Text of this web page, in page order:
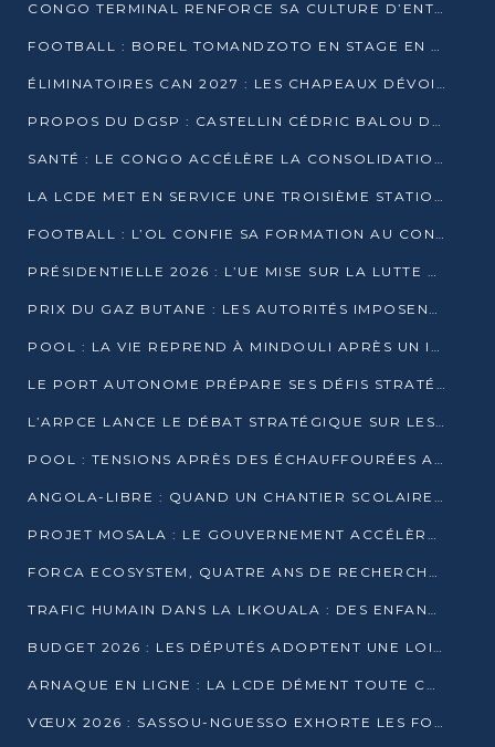
CONGO TERMINAL RENFORCE SA CULTURE D’ENTREPRISE AVEC LE PROGRAMME « WIN TOGETHER »
FOOTBALL : BOREL TOMANDZOTO EN STAGE EN ESPAGNE AVEC POLISSYA FC
ÉLIMINATOIRES CAN 2027 : LES CHAPEAUX DÉVOILÉS, LE CONGO FIXÉ SUR SON SORT
PROPOS DU DGSP : CASTELLIN CÉDRIC BALOU DÉNONCE DES PROPOS INTIMIDANTS
SANTÉ : LE CONGO ACCÉLÈRE LA CONSOLIDATION DE L’OFFRE DE SOINS
LA LCDE MET EN SERVICE UNE TROISIÈME STATION D’EAU POTABLE À MFILOU
FOOTBALL : L’OL CONFIE SA FORMATION AU CONGOLAIS CHRISTIAN BASSILA
PRÉSIDENTIELLE 2026 : L’UE MISE SUR LA LUTTE CONTRE LA DÉSINFORMATION
PRIX DU GAZ BUTANE : LES AUTORITÉS IMPOSENT LE RESPECT DES PRIX RÉGLEMENTÉS
POOL : LA VIE REPREND À MINDOULI APRÈS UN INCIDENT ARMÉ SUR LA RN1
LE PORT AUTONOME PRÉPARE SES DÉFIS STRATÉGIQUES DE 2026
L’ARPCE LANCE LE DÉBAT STRATÉGIQUE SUR LES DONNÉES, L’IA ET LA FINANCE NUMÉRIQUE AU CONGO
POOL : TENSIONS APRÈS DES ÉCHAUFFOURÉES ARMÉES ENTRE DGSP ET EX-MILICIENS NINJA
ANGOLA-LIBRE : QUAND UN CHANTIER SCOLAIRE DEVIENT LE MIROIR D’UN CONGO EN MOUVEMENT
PROJET MOSALA : LE GOUVERNEMENT ACCÉLÈRE L’INSERTION DES JEUNES EN 2026
FORCA ECOSYSTEM, QUATRE ANS DE RECHERCHE DE TERRAIN AVANT UN LANCEMENT OFFICIEL EN 2026
TRAFIC HUMAIN DANS LA LIKOUALA : DES ENFANTS AUTOCHTONES RÉDUITS AU TRAVAIL FORCÉ
BUDGET 2026 : LES DÉPUTÉS ADOPTENT UNE LOI DES FINANCES DE PLUS DE 2500 MILLIARDS FCFA
ARNAQUE EN LIGNE : LA LCDE DÉMENT TOUTE CAMPAGNE DE RECRUTEMENT
VŒUX 2026 : SASSOU-NGUESSO EXHORTE LES FORCES VIVES À RENFORCER L’UNITÉ